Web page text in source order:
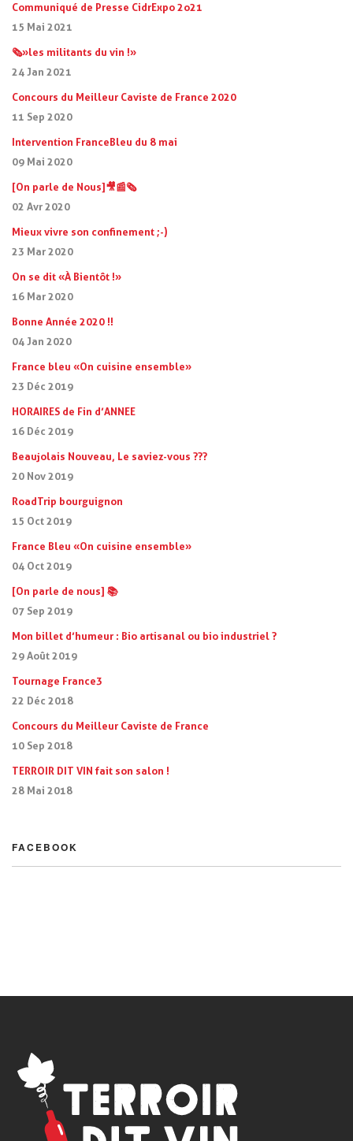
Communiqué de Presse CidrExpo 2o21
15 Mai 2021
🗞 »les militants du vin ! »
24 Jan 2021
Concours du Meilleur Caviste de France 2020
11 Sep 2020
Intervention FranceBleu du 8 mai
09 Mai 2020
[On parle de Nous]🎥📰🗞
02 Avr 2020
Mieux vivre son confinement ;-)
23 Mar 2020
On se dit « À Bientôt ! »
16 Mar 2020
Bonne Année 2020 !!
04 Jan 2020
France bleu « On cuisine ensemble »
23 Déc 2019
HORAIRES de Fin d’ANNEE
16 Déc 2019
Beaujolais Nouveau, Le saviez-vous ???
20 Nov 2019
RoadTrip bourguignon
15 Oct 2019
France Bleu « On cuisine ensemble »
04 Oct 2019
[On parle de nous] 📚
07 Sep 2019
Mon billet d’humeur : Bio artisanal ou bio industriel ?
29 Août 2019
Tournage France3
22 Déc 2018
Concours du Meilleur Caviste de France
10 Sep 2018
TERROIR DIT VIN fait son salon !
28 Mai 2018
FACEBOOK